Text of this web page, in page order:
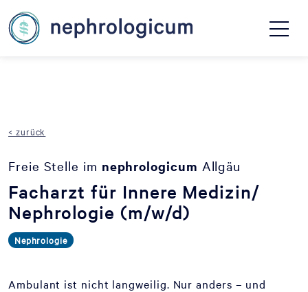
< zurück
Freie Stelle im nephrologicum Allgäu
Facharzt für Innere Medizin/
Nephrologie (m/w/d)
Nephrologie
Ambulant ist nicht langweilig. Nur anders – und